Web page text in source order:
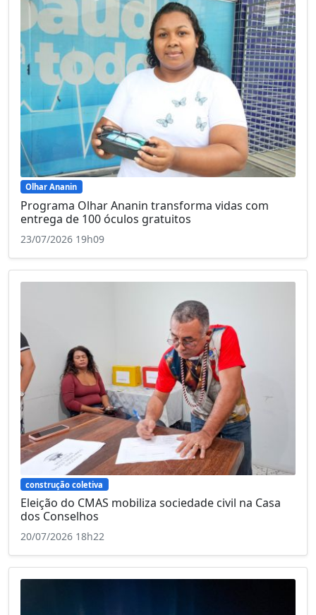
Olhar Ananin
Programa Olhar Ananin transforma vidas com
entrega de 100 óculos gratuitos
23/07/2026 19h09
construção coletiva
Eleição do CMAS mobiliza sociedade civil na Casa
dos Conselhos
20/07/2026 18h22